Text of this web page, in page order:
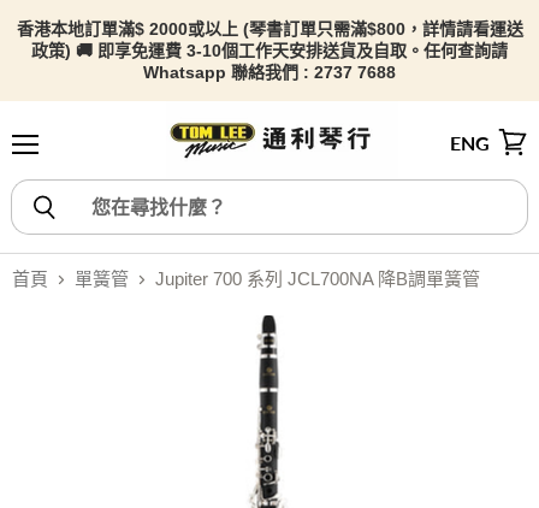
香港本地訂單滿$ 2000或以上 (琴書訂單只需滿$800，詳情請看運送
政策) 🚚 即享免運費 3-10個工作天安排送貨及自取。任何查詢請
Whatsapp 聯絡我們 : 2737 7688
ENG
首頁 單簧管 Jupiter 700 系列 JCL700NA 降B調單簧管